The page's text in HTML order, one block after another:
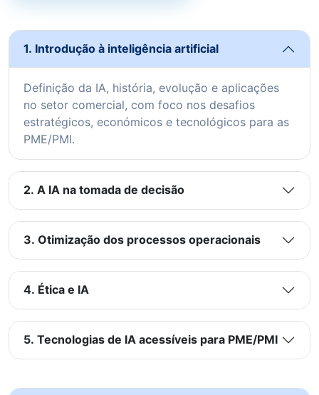
1. Introdução à inteligência artificial
Definição da IA, história, evolução e aplicações
no setor comercial, com foco nos desafios
estratégicos, económicos e tecnológicos para as
PME/PMI.
2. A IA na tomada de decisão
3. Otimização dos processos operacionais
4. Ética e IA
5. Tecnologias de IA acessíveis para PME/PMI